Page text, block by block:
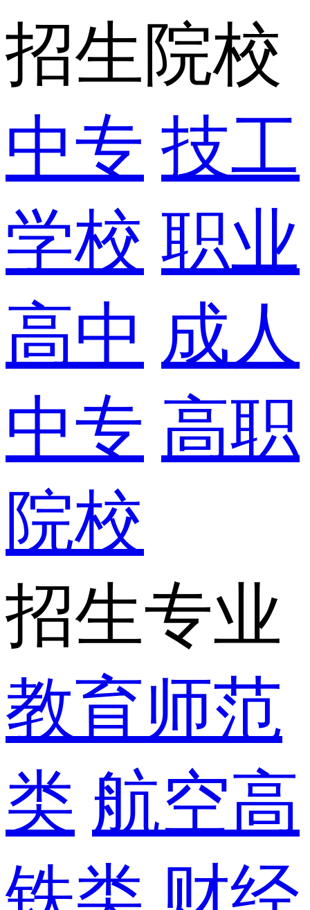
招生院校
中专 技工
学校 职业
高中 成人
中专 高职
院校
招生专业
教育师范
类 航空高